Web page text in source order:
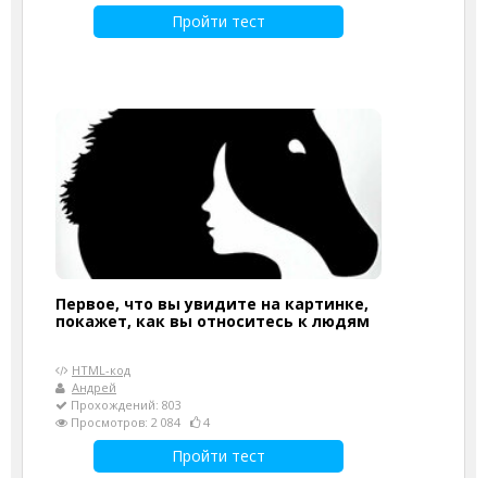
Пройти тест
Первое, что вы увидите на картинке,
покажет, как вы относитесь к людям
HTML-код
Андрей
Прохождений: 803
Просмотров: 2 084
4
Пройти тест